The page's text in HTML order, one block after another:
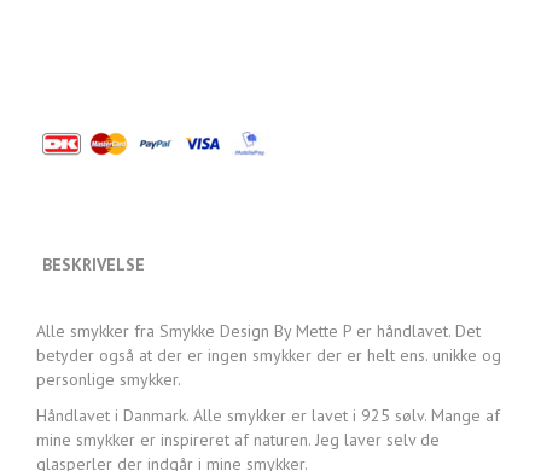
BESKRIVELSE
Alle smykker fra Smykke Design By Mette P er håndlavet. Det
betyder også at der er ingen smykker der er helt ens. unikke og
personlige smykker.
Håndlavet i Danmark. Alle smykker er lavet i 925 sølv. Mange af
mine smykker er inspireret af naturen. Jeg laver selv de
glasperler der indgår i mine smykker.